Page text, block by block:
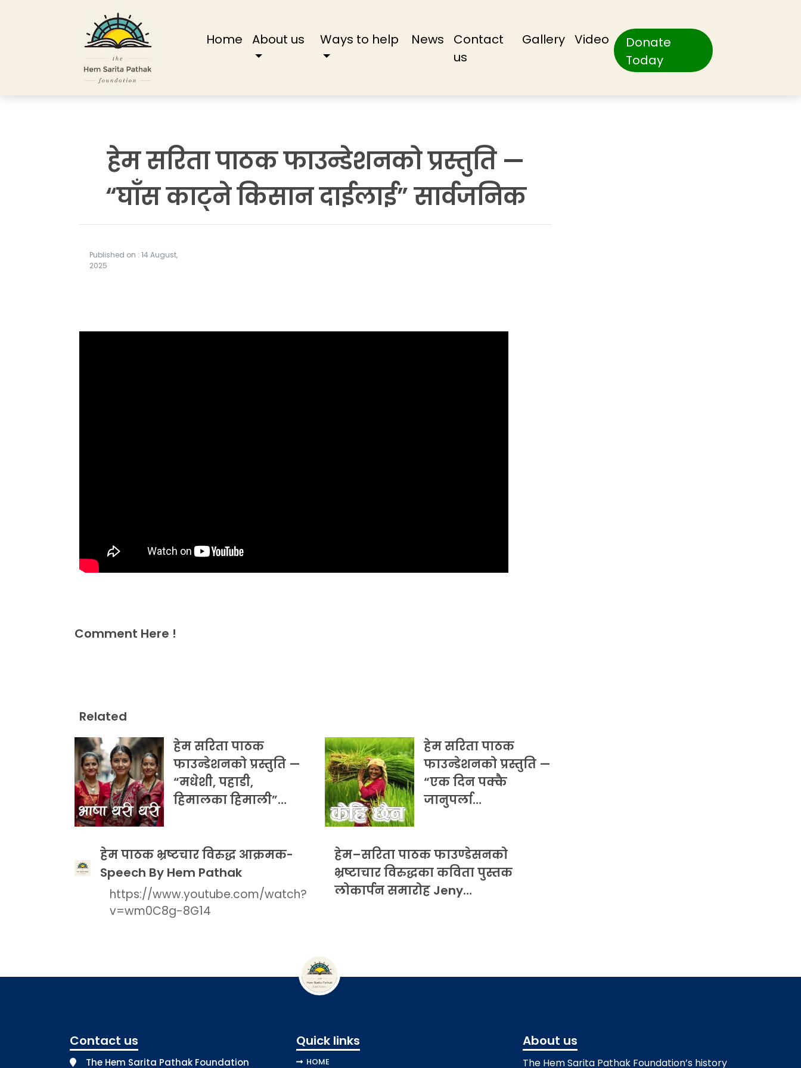
Home (current)
About us Ways to help News
Contact
us
Gallery Video
Donate
Today
हेम सरिता पाठक फाउन्डेशनको प्रस्तुति —
“घाँस काट्ने किसान दाईलाई” सार्वजनिक
Published on : 14 August,
2025
Comment Here !
Related
हेम सरिता पाठक
फाउन्डेशनको प्रस्तुति —
“मधेशी, पहाडी,
हिमालका हिमाली”…
हेम सरिता पाठक
फाउन्डेशनको प्रस्तुति —
“एक दिन पक्कै
जानुपर्ला…
हेम पाठक भ्रष्टचार विरुद्ध आक्रमक-
Speech By Hem Pathak
https://www.youtube.com/watch?
v=wm0C8g-8G14
हेम–सरिता पाठक फाउण्डेसनको
भ्रष्टाचार विरुद्धका कविता पुस्तक
लोकार्पन समारोह Jeny…
Contact us
The Hem Sarita Pathak Foundation
Quick links
HOME
About us
The Hem Sarita Pathak Foundation’s history